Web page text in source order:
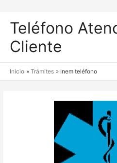
Teléfono
Cliente
Inicio Trámites Inem teléfono